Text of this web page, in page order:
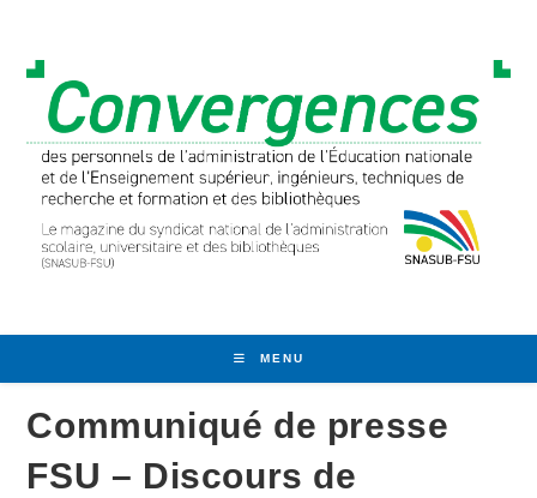
content
MENU
Communiqué de presse
FSU – Discours de